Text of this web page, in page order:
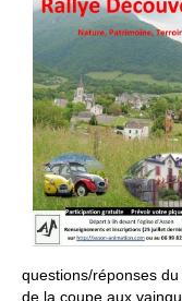
questions/réponses
de la coupe aux